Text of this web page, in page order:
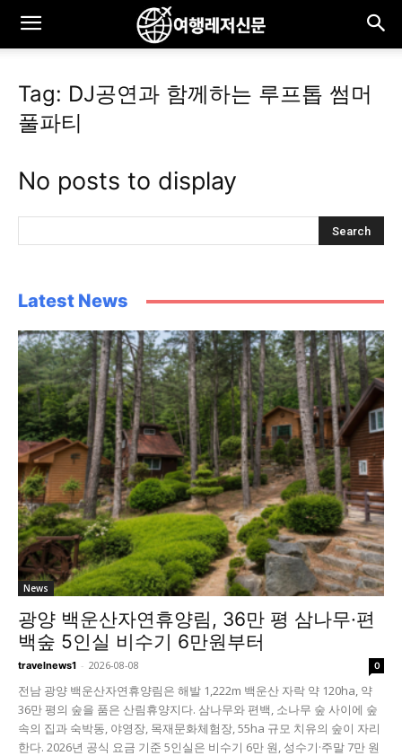
Tag: DJ공연과 함께하는 루프톱 썸머
풀파티
No posts to display
Latest News
News
광양 백운산자연휴양림, 36만 평 삼나무·편
백숲 5인실 비수기 6만원부터
travelnews1 - 2026-08-08 0
전남 광양 백운산자연휴양림은 해발 1,222m 백운산 자락 약 120ha, 약
36만 평의 숲을 품은 산림휴양지다. 삼나무와 편백, 소나무 숲 사이에 숲
속의 집과 숙박동, 야영장, 목재문화체험장, 55ha 규모 치유의 숲이 자리
한다. 2026년 공식 요금 기준 5인실은 비수기 6만 원, 성수기·주말 7만 원